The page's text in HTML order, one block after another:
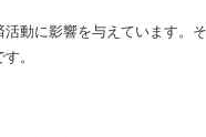
動に影響を与えています。
。